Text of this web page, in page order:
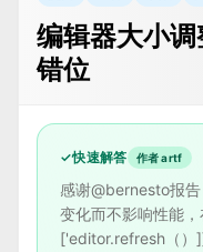
编辑器大小
错位
✓快速解答 作者 artf
感谢@bernesto报
变化而不影响性能
['editor.refresh（）